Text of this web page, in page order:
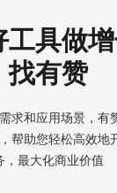
工具做
找有赞
求和应用场景，有
帮助您轻松高效地
，最大化商业价值